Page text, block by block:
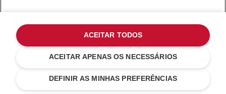
Prateado
€ 79,20
€ 99,00
Poupar nos
DEFINIR AS MINHAS PREFERÊNCIAS
ACEITAR APENAS OS NECESSÁRIOS
ACEITAR TODOS